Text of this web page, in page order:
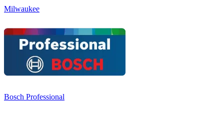
Milwaukee
Bosch Professional